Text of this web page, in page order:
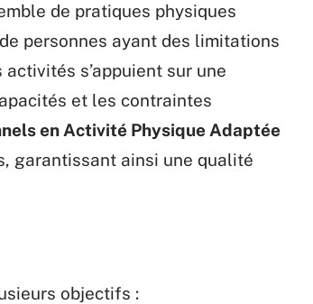
de pratiques physiques
personnes ayant des limitations
s’appuient sur une
et les contraintes
en Activité Physique Adaptée
garantissant ainsi une qualité
objectifs :